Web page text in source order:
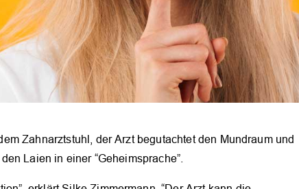
Zahnarztstuhl, der Arzt begutachtet den Mundraum und
Laien in einer “Geheimsprache”.